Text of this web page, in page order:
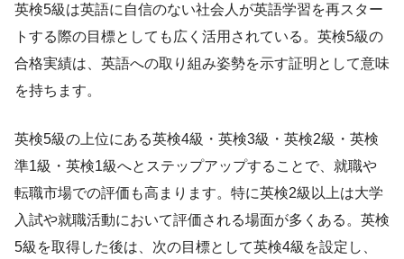
英検5級は英語に自信のない社会人が英語学習を再スター
トする際の目標としても広く活用されている。英検5級の
合格実績は、英語への取り組み姿勢を示す証明として意味
を持ちます。
英検5級の上位にある英検4級・英検3級・英検2級・英検
準1級・英検1級へとステップアップすることで、就職や
転職市場での評価も高まります。特に英検2級以上は大学
入試や就職活動において評価される場面が多くある。英検
5級を取得した後は、次の目標として英検4級を設定し、